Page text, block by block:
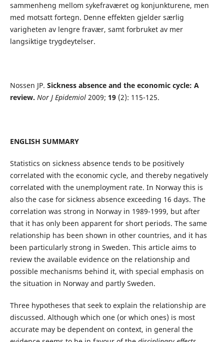
sammenheng mellom sykefraværet og konjunkturene, men
med motsatt fortegn. Denne effekten gjelder særlig
varigheten av lengre fravær, samt forbruket av mer
langsiktige trygdeytelser.
Nossen JP. Sickness absence and the economic cycle: A
review. Nor J Epidemiol 2009; 19 (2): 115-125.
ENGLISH SUMMARY
Statistics on sickness absence tends to be positively
correlated with the economic cycle, and thereby negatively
correlated with the unemployment rate. In Norway this is
also the case for sickness absence exceeding 16 days. The
correlation was strong in Norway in 1989-1999, but after
that it has only been apparent for short periods. The same
relationship has been shown in other countries, and it has
been particularly strong in Sweden. This article aims to
review the available evidence on the relationship and
possible mechanisms behind it, with special emphasis on
the situation in Norway and partly Sweden.
Three hypotheses that seek to explain the relationship are
discussed. Although which one (or which ones) is most
accurate may be dependent on context, in general the